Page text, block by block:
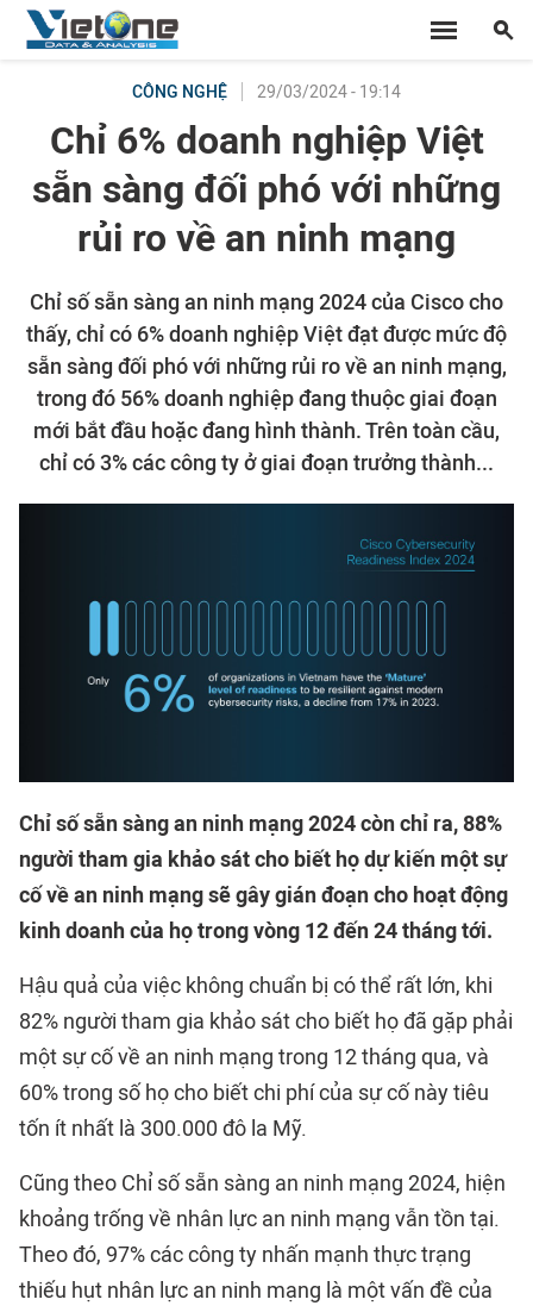
CÔNG NGHỆ 29/03/2024 - 19:14
Chỉ 6% doanh nghiệp Việt
sẵn sàng đối phó với những
rủi ro về an ninh mạng
Chỉ số sẵn sàng an ninh mạng 2024 của Cisco cho
thấy, chỉ có 6% doanh nghiệp Việt đạt được mức độ
sẵn sàng đối phó với những rủi ro về an ninh mạng,
trong đó 56% doanh nghiệp đang thuộc giai đoạn
mới bắt đầu hoặc đang hình thành. Trên toàn cầu,
chỉ có 3% các công ty ở giai đoạn trưởng thành...
Chỉ số sẵn sàng an ninh mạng 2024 còn chỉ ra, 88%
người tham gia khảo sát cho biết họ dự kiến một sự
cố về an ninh mạng sẽ gây gián đoạn cho hoạt động
kinh doanh của họ trong vòng 12 đến 24 tháng tới.
Hậu quả của việc không chuẩn bị có thể rất lớn, khi
82% người tham gia khảo sát cho biết họ đã gặp phải
một sự cố về an ninh mạng trong 12 tháng qua, và
60% trong số họ cho biết chi phí của sự cố này tiêu
tốn ít nhất là 300.000 đô la Mỹ.
Cũng theo Chỉ số sẵn sàng an ninh mạng 2024, hiện
khoảng trống về nhân lực an ninh mạng vẫn tồn tại.
Theo đó, 97% các công ty nhấn mạnh thực trạng
thiếu hụt nhân lực an ninh mạng là một vấn đề của